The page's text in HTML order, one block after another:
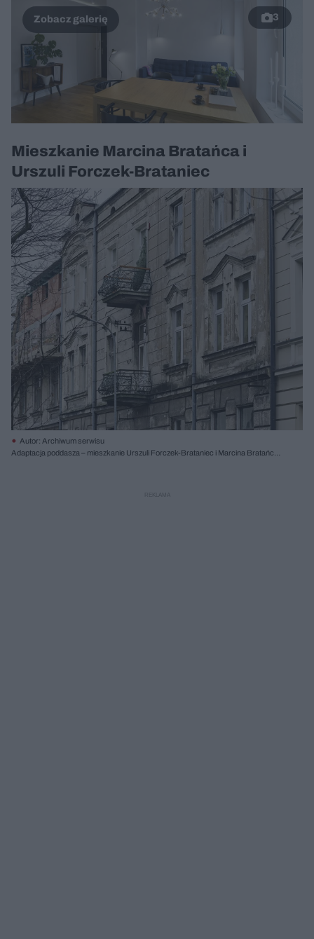
3
Mieszkanie Marcina Bratańca i
Urszuli Forczek-Brataniec
Autor: Archiwum serwisu
Adaptacja poddasza – mieszkanie Urszuli Forczek-Brataniec i Marcina Bratańca